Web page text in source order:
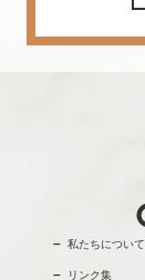
私たちについて
リンク集